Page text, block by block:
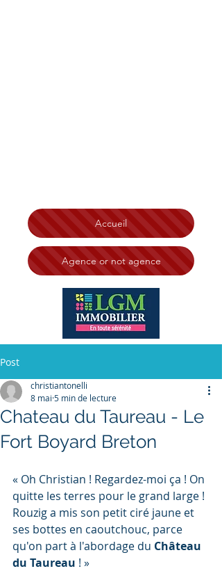
Accueil
Agence or not agence
Post
Chateau du Taureau - Le
Fort Boyard Breton
christiantonelli
8 mai 5 min de lecture
« Oh Christian ! Regardez-moi ça ! On
quitte les terres pour le grand large !
Rouzig a mis son petit ciré jaune et
ses bottes en caoutchouc, parce
qu'on part à l'abordage du Château
du Taureau ! »